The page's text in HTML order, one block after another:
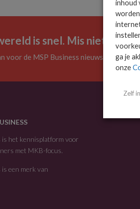
is snel. Mis niets.
voor de MSP Business nieuwsbrief.
is het kennisplatform voor
met MKB-focus.
is een merk van
inhoud
ga je
onze
Zelf